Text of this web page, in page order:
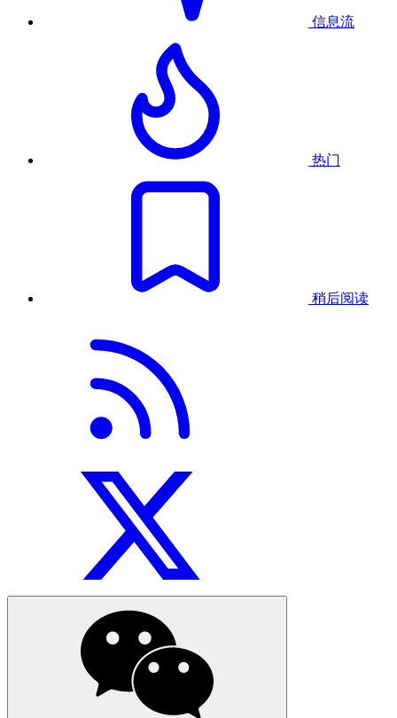
信息流
热门
稍后阅读